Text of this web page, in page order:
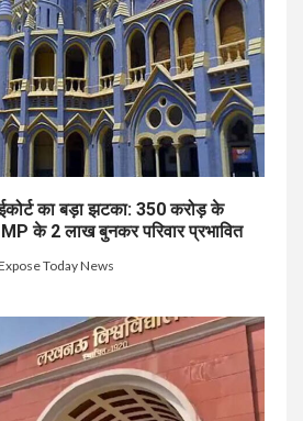
का बड़ा झटका: 350 करोड़ के
के 2 लाख बुनकर परिवार प्रभावित
Today News